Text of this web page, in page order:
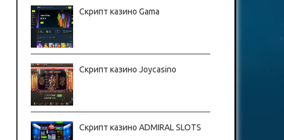
Скрипт казино Gama
Скрипт казино Joycasino
Скрипт казино ADMIRAL SLOTS